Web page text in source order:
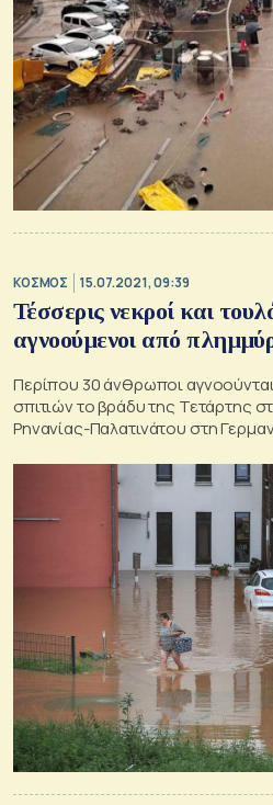
ΚΟΣΜΟΣ 15.07.2021, 09:39
Τέσσερις νεκροί και
αγνοούμενοι από
Περίπου 30 άνθρωποι
σπιτιών το βράδυ της Τετάρτης
Ρηνανίας-Παλατινάτου στη